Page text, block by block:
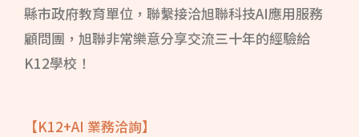
縣市政府教育單位，聯繫接洽旭聯科技AI應用服務
顧問團，旭聯非常樂意分享交流三十年的經驗給
K12學校！
【K12+AI 業務洽詢】